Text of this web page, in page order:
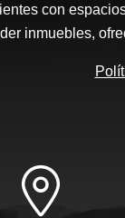
con
inmuebles,